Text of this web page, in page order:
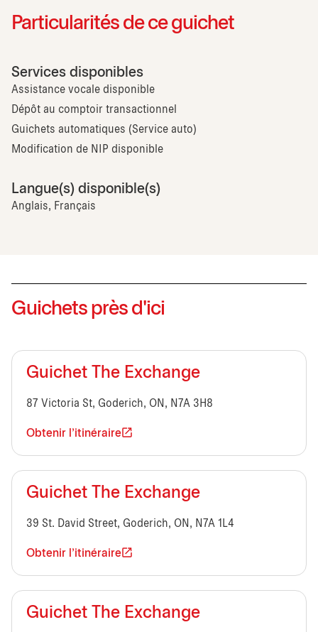
Particularités de ce guichet
Services disponibles
Assistance vocale disponible
Dépôt au comptoir transactionnel
Guichets automatiques (Service auto)
Modification de NIP disponible
Langue(s) disponible(s)
Anglais, Français
Guichets près d'ici
Guichet The Exchange
87 Victoria St, Goderich, ON, N7A 3H8
Obtenir l'itinéraire
Guichet The Exchange
39 St. David Street, Goderich, ON, N7A 1L4
Obtenir l'itinéraire
Guichet The Exchange